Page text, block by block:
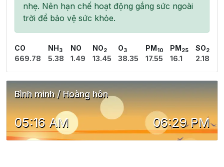
nhẹ. Nên hạn chế hoạt động gắng sức ngoài
trời để bảo vệ sức khỏe.
CO
669.78
NH 3
5.38
NO
1.49
NO2
13.45
O3
38.35
PM 10
17.55
PM 25
16.1
SO2
2.18
Bình minh / Hoàng hôn
05:16 AM 06:29 PM